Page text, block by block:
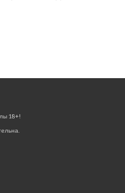
18+!